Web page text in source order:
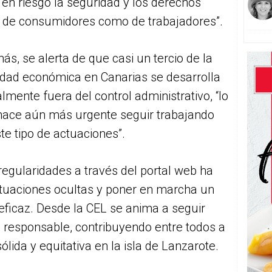
consumidores como de trabajadores”.
se alerta de que casi un tercio de la
económica en Canarias se desarrolla
fuera del control administrativo, “lo
aún más urgente seguir trabajando
tipo de actuaciones”.
a través del portal web ha
ocultas y poner en marcha un
Desde la CEL se anima a seguir
contribuyendo entre todos a
y equitativa en la isla de Lanzarote.